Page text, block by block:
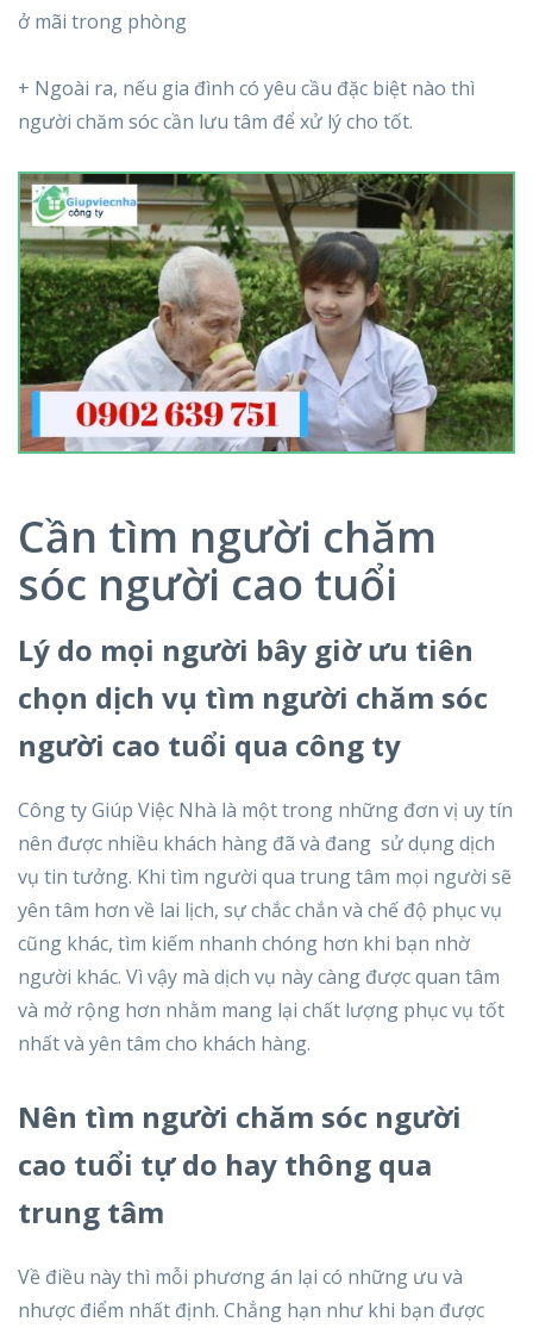
ở mãi trong phòng
+ Ngoài ra, nếu gia đình có yêu cầu đặc biệt nào thì
người chăm sóc cần lưu tâm để xử lý cho tốt.
Cần tìm người chăm
sóc người cao tuổi
Lý do mọi người bây giờ ưu tiên
chọn dịch vụ tìm người chăm sóc
người cao tuổi qua công ty
Công ty Giúp Việc Nhà là một trong những đơn vị uy tín
nên được nhiều khách hàng đã và đang sử dụng dịch
vụ tin tưởng. Khi tìm người qua trung tâm mọi người sẽ
yên tâm hơn về lai lịch, sự chắc chắn và chế độ phục vụ
cũng khác, tìm kiếm nhanh chóng hơn khi bạn nhờ
người khác. Vì vậy mà dịch vụ này càng được quan tâm
và mở rộng hơn nhằm mang lại chất lượng phục vụ tốt
nhất và yên tâm cho khách hàng.
Nên tìm người chăm sóc người
cao tuổi tự do hay thông qua
trung tâm
Về điều này thì mỗi phương án lại có những ưu và
nhược điểm nhất định. Chẳng hạn như khi bạn được